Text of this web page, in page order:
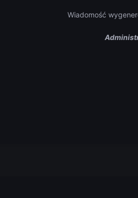
Wiadomość